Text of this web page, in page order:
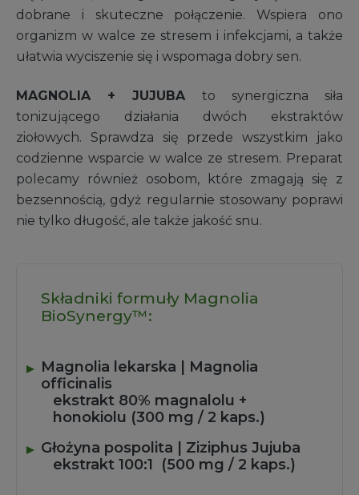
dobrane i skuteczne połączenie. Wspiera ono
organizm w walce ze stresem i infekcjami, a także
ułatwia wyciszenie się i wspomaga dobry sen.
MAGNOLIA + JUJUBA to synergiczna siła
tonizującego działania dwóch ekstraktów
ziołowych. Sprawdza się przede wszystkim jako
codzienne wsparcie w walce ze stresem. Preparat
polecamy również osobom, które zmagają się z
bezsennością, gdyż regularnie stosowany poprawi
nie tylko długość, ale także jakość snu.
Składniki formuły Magnolia
BioSynergy™:
Magnolia lekarska | Magnolia
officinalis
ekstrakt 80% magnalolu +
honokiolu (300 mg / 2 kaps.)
Głożyna pospolita | Ziziphus Jujuba
ekstrakt 100:1 (500 mg / 2 kaps.)